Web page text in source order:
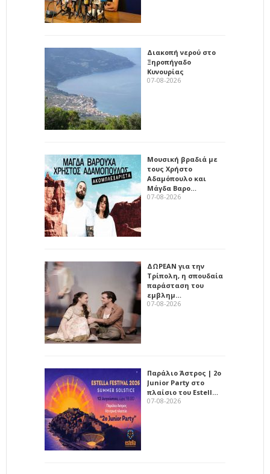
Διακοπή νερού στο
Ξηροπήγαδο
Κυνουρίας
07-08-2026
Μουσική βραδιά με
τους Χρήστο
Αδαμόπουλο και
Μάγδα Βαρο…
07-08-2026
ΔΩΡΕΑΝ για την
Τρίπολη, η σπουδαία
παράσταση του
εμβλημ…
07-08-2026
Παράλιο Άστρος | 2ο
Junior Party στο
πλαίσιο του Estell…
07-08-2026